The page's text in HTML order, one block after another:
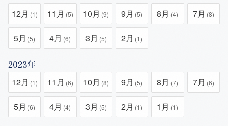
12月 (1) 11月 (5) 10月 (9) 9月 (5) 8月 (4) 7月 (8)
5月 (5) 4月 (6) 3月 (5) 2月 (1)
2023年
12月 (1) 11月 (6) 10月 (8) 9月 (5) 8月 (7) 7月 (6)
5月 (6) 4月 (4) 3月 (5) 2月 (1) 1月 (1)